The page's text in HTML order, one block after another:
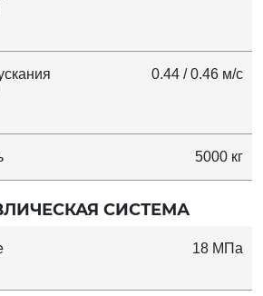
0.44 / 0.46 м/с
5000 кг
СИСТЕМА
18 МПа